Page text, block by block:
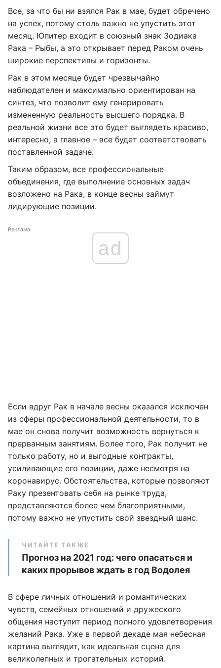
Все, за что бы ни взялся Рак в мае, будет обречено
на успех, потому столь важно не упустить этот
месяц. Юпитер входит в союзный знак Зодиака
Рака – Рыбы, а это открывает перед Раком очень
широкие перспективы и горизонты.
Рак в этом месяце будет чрезвычайно
наблюдателен и максимально ориентирован на
синтез, что позволит ему генерировать
измененную реальность высшего порядка. В
реальной жизни все это будет выглядеть красиво,
интересно, а главное – все будет соответствовать
поставленной задаче.
Таким образом, все профессиональные
объединения, где выполнение основных задач
возложено на Рака, в конце весны займут
лидирующие позиции.
Реклама
ad
Если вдруг Рак в начале весны оказался исключен
из сферы профессиональной деятельности, то в
мае он снова получит возможность вернуться к
прерванным занятиям. Более того, Рак получит не
только работу, но и выгодные контракты,
усиливающие его позиции, даже несмотря на
коронавирус. Обстоятельства, которые позволяют
Раку презентовать себя на рынке труда,
представляются более чем благоприятными,
потому важно не упустить свой звездный шанс.
ЧИТАЙТЕ ТАКЖЕ
Прогноз на 2021 год: чего опасаться и
каких прорывов ждать в год Водолея
В сфере личных отношений и романтических
чувств, семейных отношений и дружеского
общения наступит период полного удовлетворения
желаний Рака. Уже в первой декаде мая небесная
картина выглядит, как идеальная сцена для
великолепных и трогательных историй.